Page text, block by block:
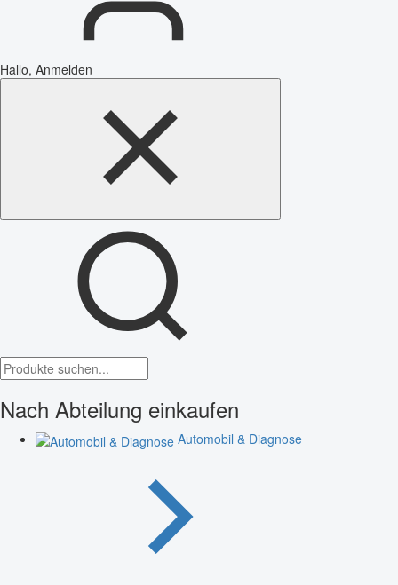
Hallo, Anmelden
Nach Abteilung einkaufen
Automobil & Diagnose